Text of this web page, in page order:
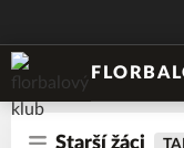
Starší žáci